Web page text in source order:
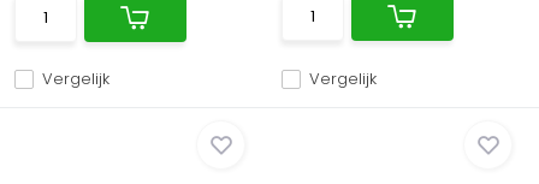
Vergelijk Vergelijk